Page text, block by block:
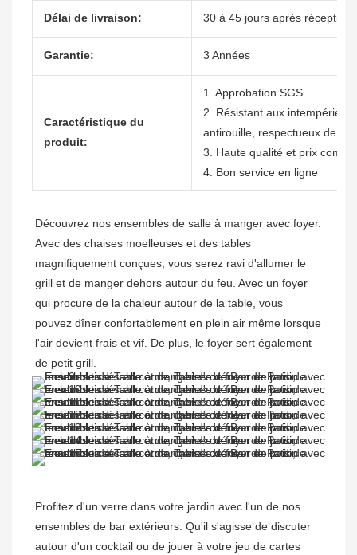
Délai de livraison: 30 à 45 jours après réception
Garantie: 3 Années
Caractéristique du
produit:
1. Approbation SGS
2. Résistant aux intempéries,
antirouille, respectueux de
3. Haute qualité et prix
4. Bon service en ligne
Découvrez nos ensembles de salle à manger avec foyer.
Avec des chaises moelleuses et des tables
magnifiquement conçues, vous serez ravi d'allumer le
grill et de manger dehors autour du feu. Avec un foyer
qui procure de la chaleur autour de la table, vous
pouvez dîner confortablement en plein air même lorsque
l'air devient frais et vif. De plus, le foyer sert également
Profitez d'un verre dans votre jardin avec l'un de nos
ensembles de bar extérieurs. Qu'il s'agisse de discuter
autour d'un cocktail ou de jouer à votre jeu de cartes